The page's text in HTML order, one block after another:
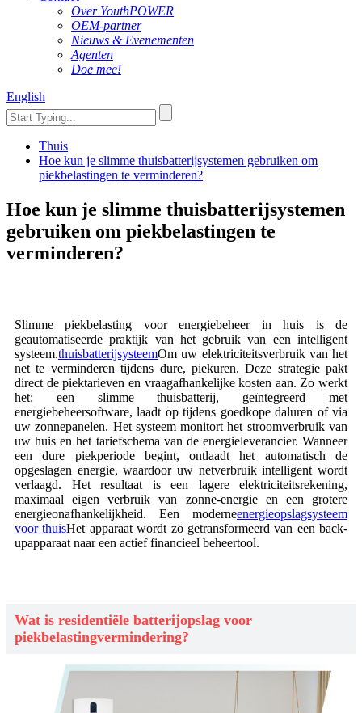
Over YouthPOWER
OEM-partner
Nieuws & Evenementen
Agenten
Doe mee!
English
Thuis
Hoe kun je slimme thuisbatterijsystemen gebruiken om
piekbelastingen te verminderen?
Hoe kun je slimme thuisbatterijsystemen
gebruiken om piekbelastingen te
verminderen?
Slimme piekbelasting voor energiebeheer in huis is de
geautomatiseerde praktijk van het gebruik van een intelligent
systeem.thuisbatterijsysteemOm uw elektriciteitsverbruik van het
net te verminderen tijdens dure, piekuren. Deze strategie pakt
direct de piektarieven en vraagafhankelijke kosten aan. Zo werkt
het: een slimme thuisbatterij, geïntegreerd met
energiebeheersoftware, laadt op tijdens goedkope daluren of via
uw zonnepanelen. Het systeem monitort het stroomverbruik van
uw huis en het tariefschema van de energieleverancier. Wanneer
een dure piekperiode begint, ontlaadt het automatisch de
opgeslagen energie, waardoor uw netverbruik intelligent wordt
verlaagd. Het resultaat is een lagere elektriciteitsrekening,
maximaal eigen verbruik van zonne-energie en een grotere
energieonafhankelijkheid. Een moderneenergieopslagsysteem
voor thuisHet apparaat wordt zo getransformeerd van een back-
upapparaat naar een actief financieel beheertool.
Wat is residentiële batterijopslag voor
piekbelastingvermindering?